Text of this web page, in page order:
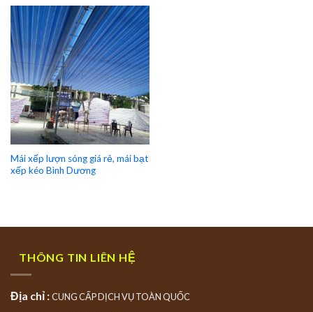
Mái xếp lượn sóng giá rẻ, mái bạt
xếp kéo Bình Dương
THÔNG TIN LIÊN HỆ
Địa chỉ :CUNG CẤP DỊCH VỤ TOÀN QUỐC